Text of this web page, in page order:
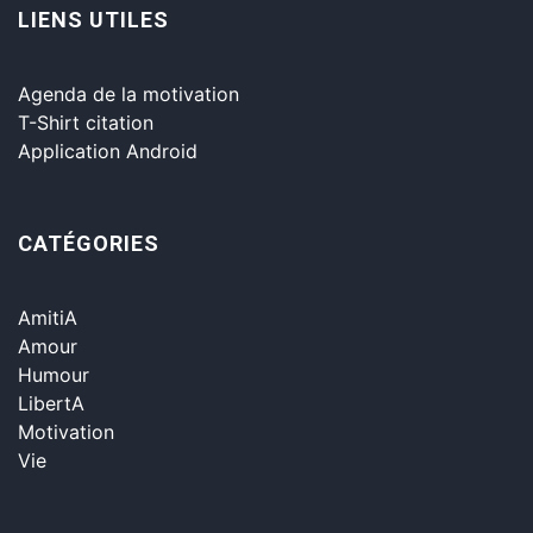
LIENS UTILES
Agenda de la motivation
T-Shirt citation
Application Android
CATÉGORIES
AmitiA
Amour
Humour
LibertA
Motivation
Vie